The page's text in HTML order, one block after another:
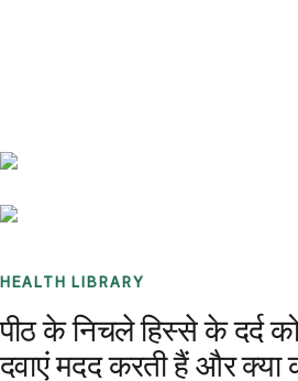
HEALTH LIBRARY
पीठ के निचले हिस्से के दर्द
दवाएं मदद करती हैं और